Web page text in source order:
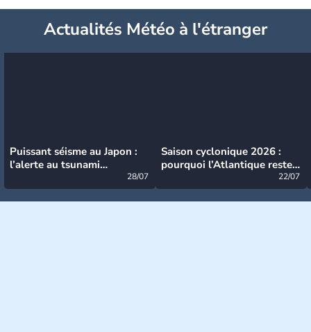
Actualités Météo à l'étranger
Puissant séisme au Japon :
l’alerte au tsunami
28/07
Saison cyclonique 2026 :
pourquoi l’Atlantique reste
22/07